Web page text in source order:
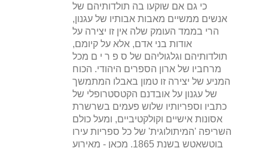
כי גם אם שוקעו בה תולדותיהם של
אנשים ממשיים מאבות אבותיו של עגנון,
הרי בממד העומק שלה אין זו יצירה על
אודות בני אדם, אלא על קיומם,
תולדותיהם וגלגוליהם של ס פ ר י ם מכל
מרחביו של ארון הספרים היהודי. הכוח
המניע של יצירה זו טמון באבלו המתמשך
של עגנון על אובדנם הקטסטרופלי של
כתביו וספריותיו שלוש פעמים בשרשרת
אסונות אישיים וקולקטיביים, ומעל כולם
השריפה 'המיתולוגית' של כל ספריות עירו
בוטשאטש בשנת 1865. מכאן - מאירוע